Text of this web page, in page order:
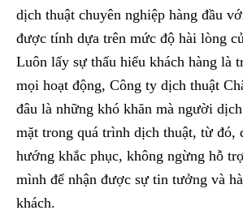
dịch thuật chuyên nghiệp hàng đầu
được tính dựa trên mức độ hài lòng
Luôn lấy sự thấu hiểu khách hàng là
mọi hoạt động, Công ty dịch thuật
đâu là những khó khăn mà người
mặt trong quá trình dịch thuật, từ đó,
hướng khắc phục, không ngừng hỗ
mình để nhận được sự tin tưởng và
khách.